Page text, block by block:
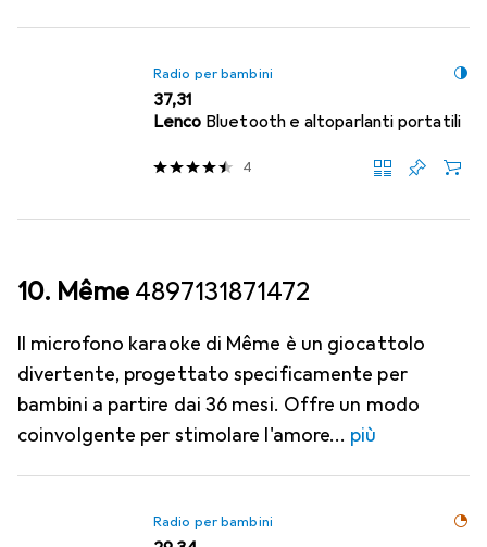
Radio per bambini
EUR
37,31
Lenco Bluetooth e altoparlanti portatili
4
10. Même 4897131871472
Il microfono karaoke di Même è un giocattolo
divertente, progettato specificamente per
bambini a partire dai 36 mesi. Offre un modo
coinvolgente per stimolare l'amore
più
Radio per bambini